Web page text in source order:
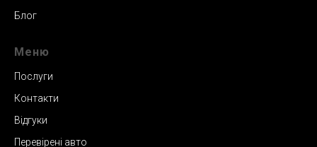
Блог
Меню
Послуги
Контакти
Відгуки
Перевірені авто